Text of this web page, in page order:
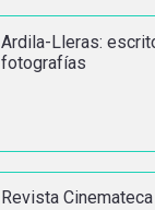
Ardila-Lleras:
fotografías
Revista